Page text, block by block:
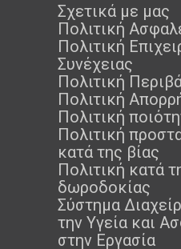
Σχετικά με μας
Πολιτική
Πολιτική
Συνέχειας
Πολιτική
Πολιτική
Πολιτική
Πολιτική
κατά της βίας
Πολιτική κατά
δωροδοκίας
Σύστημα
την Υγεία και
στην Εργασία